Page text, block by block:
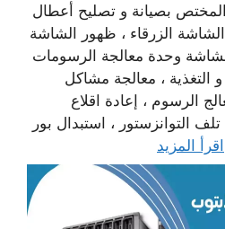
بصيانة و تصليح أعطال
الزرقاء ، ظهور الشاشة
وحدة معالجة الرسومات
، معالجة مشاكل
الرسوم ، إعادة اقلاع
التوانزستور ، استبدال بور
اقرأ المزيد